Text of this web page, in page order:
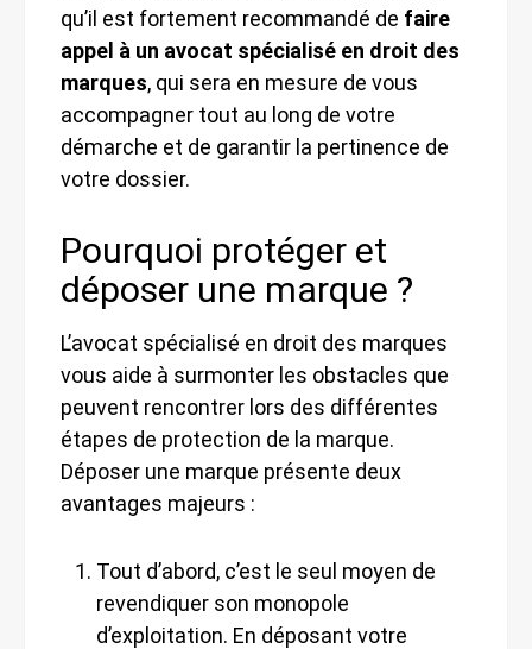
qu’il est fortement recommandé de faire
appel à un avocat spécialisé en droit des
marques, qui sera en mesure de vous
accompagner tout au long de votre
démarche et de garantir la pertinence de
votre dossier.
Pourquoi protéger et
déposer une marque ?
L’avocat spécialisé en droit des marques
vous aide à surmonter les obstacles que
peuvent rencontrer lors des différentes
étapes de protection de la marque.
Déposer une marque présente deux
avantages majeurs :
Tout d’abord, c’est le seul moyen de
revendiquer son monopole
d’exploitation. En déposant votre